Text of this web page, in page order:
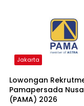
Jakarta
Lowongan
Pamapersada
(PAMA) 2026